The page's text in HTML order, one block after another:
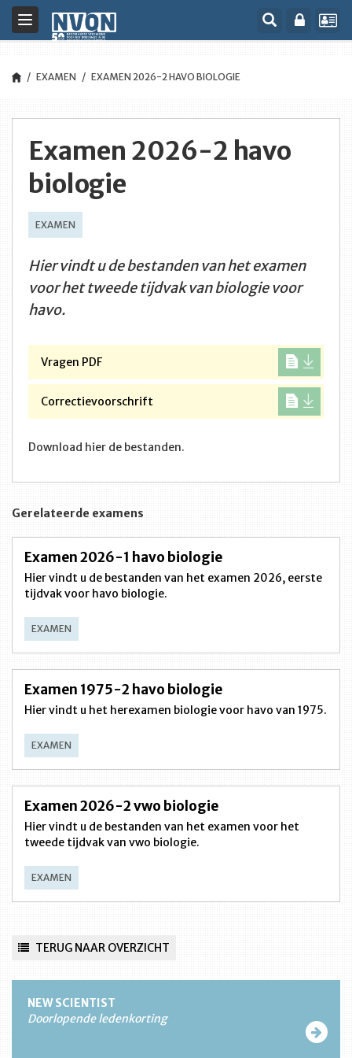
Toggle
navigation
EXAMEN EXAMEN 2026-2 HAVO BIOLOGIE
Examen 2026-2 havo
biologie
EXAMEN
Hier vindt u de bestanden van het examen
voor het tweede tijdvak van biologie voor
havo.
Vragen PDF
Correctievoorschrift
Download hier de bestanden.
Gerelateerde examens
Examen 2026-1 havo biologie
Hier vindt u de bestanden van het examen 2026, eerste
tijdvak voor havo biologie.
EXAMEN
Examen 1975-2 havo biologie
Hier vindt u het herexamen biologie voor havo van 1975.
EXAMEN
Examen 2026-2 vwo biologie
Hier vindt u de bestanden van het examen voor het
tweede tijdvak van vwo biologie.
EXAMEN
TERUG NAAR OVERZICHT
NEW SCIENTIST
Doorlopende ledenkorting